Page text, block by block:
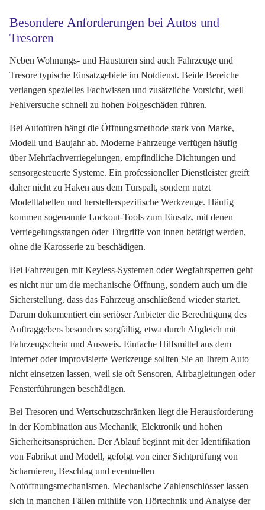
Besondere Anforderungen bei Autos und
Tresoren
Neben Wohnungs- und Haustüren sind auch Fahrzeuge und
Tresore typische Einsatzgebiete im Notdienst. Beide Bereiche
verlangen spezielles Fachwissen und zusätzliche Vorsicht, weil
Fehlversuche schnell zu hohen Folgeschäden führen.
Bei Autotüren hängt die Öffnungsmethode stark von Marke,
Modell und Baujahr ab. Moderne Fahrzeuge verfügen häufig
über Mehrfachverriegelungen, empfindliche Dichtungen und
sensorgesteuerte Systeme. Ein professioneller Dienstleister greift
daher nicht zu Haken aus dem Türspalt, sondern nutzt
Modelltabellen und herstellerspezifische Werkzeuge. Häufig
kommen sogenannte Lockout-Tools zum Einsatz, mit denen
Verriegelungsstangen oder Türgriffe von innen betätigt werden,
ohne die Karosserie zu beschädigen.
Bei Fahrzeugen mit Keyless-Systemen oder Wegfahrsperren geht
es nicht nur um die mechanische Öffnung, sondern auch um die
Sicherstellung, dass das Fahrzeug anschließend wieder startet.
Darum dokumentiert ein seriöser Anbieter die Berechtigung des
Auftraggebers besonders sorgfältig, etwa durch Abgleich mit
Fahrzeugschein und Ausweis. Einfache Hilfsmittel aus dem
Internet oder improvisierte Werkzeuge sollten Sie an Ihrem Auto
nicht einsetzen lassen, weil sie oft Sensoren, Airbagleitungen oder
Fensterführungen beschädigen.
Bei Tresoren und Wertschutzschränken liegt die Herausforderung
in der Kombination aus Mechanik, Elektronik und hohen
Sicherheitsansprüchen. Der Ablauf beginnt mit der Identifikation
von Fabrikat und Modell, gefolgt von einer Sichtprüfung von
Scharnieren, Beschlag und eventuellen
Notöffnungsmechanismen. Mechanische Zahlenschlösser lassen
sich in manchen Fällen mithilfe von Hörtechnik und Analyse der